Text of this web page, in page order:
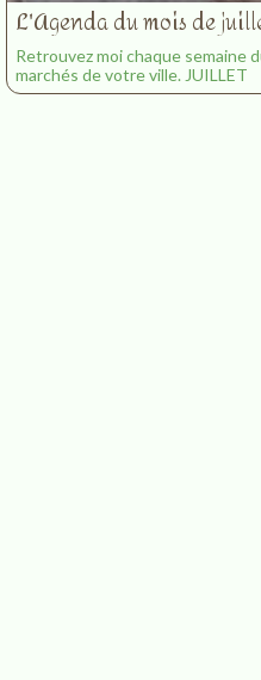
L'Agenda du mois de
Retrouvez moi chaque semaine
marchés de votre ville. JUILLET